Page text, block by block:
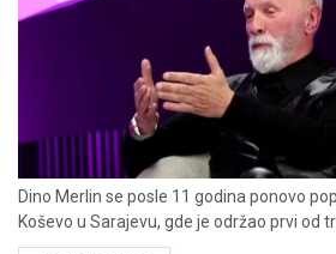
Dino Merlin se posle 11 godina ponovo
Koševo u Sarajevu, gde je održao prvi od